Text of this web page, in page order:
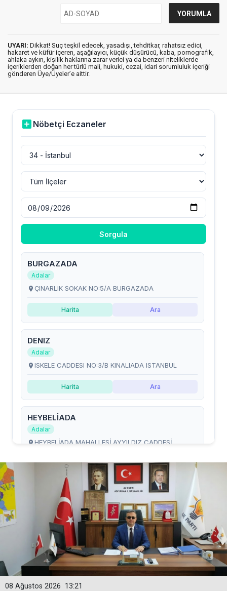
UYARI: Dikkat! Suç teşkil edecek, yasadışı, tehditkar, rahatsız edici,
hakaret ve küfür içeren, aşağılayıcı, küçük düşürücü, kaba, pornografik,
ahlaka aykırı, kişilik haklarına zarar verici ya da benzeri niteliklerde
içeriklerden doğan her türlü mali, hukuki, cezai, idari sorumluluk içeriği
gönderen Üye/Üyeler’e aittir.
13:21
08 Ağustos 2026